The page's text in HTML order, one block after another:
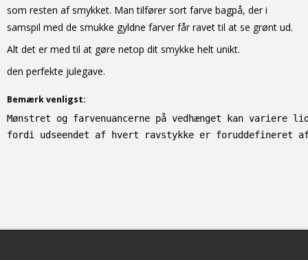
som resten af smykket. Man tilfører sort farve bagpå, der i
samspil med de smukke gyldne farver får ravet til at se grønt ud.
Alt det er med til at gøre netop dit smykke helt unikt.
den perfekte julegave.
Bemærk venligst:
Mønstret og farvenuancerne på vedhænget kan
fordi udseendet af hvert ravstykke er foruddefineret